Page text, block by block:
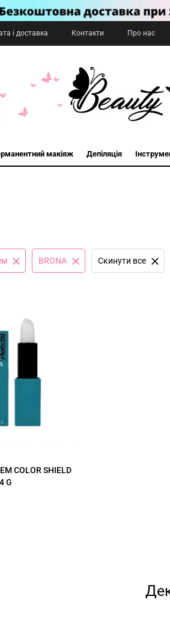
і доставка Контакти Про нас
макіяж Депіляція
BRONA Cкинути все
COLOR SHIELD
G